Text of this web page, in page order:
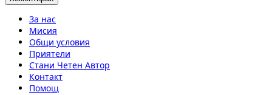
За нас
Мисия
Общи условия
Приятели
Стани Четен Автор
Контакт
Помощ